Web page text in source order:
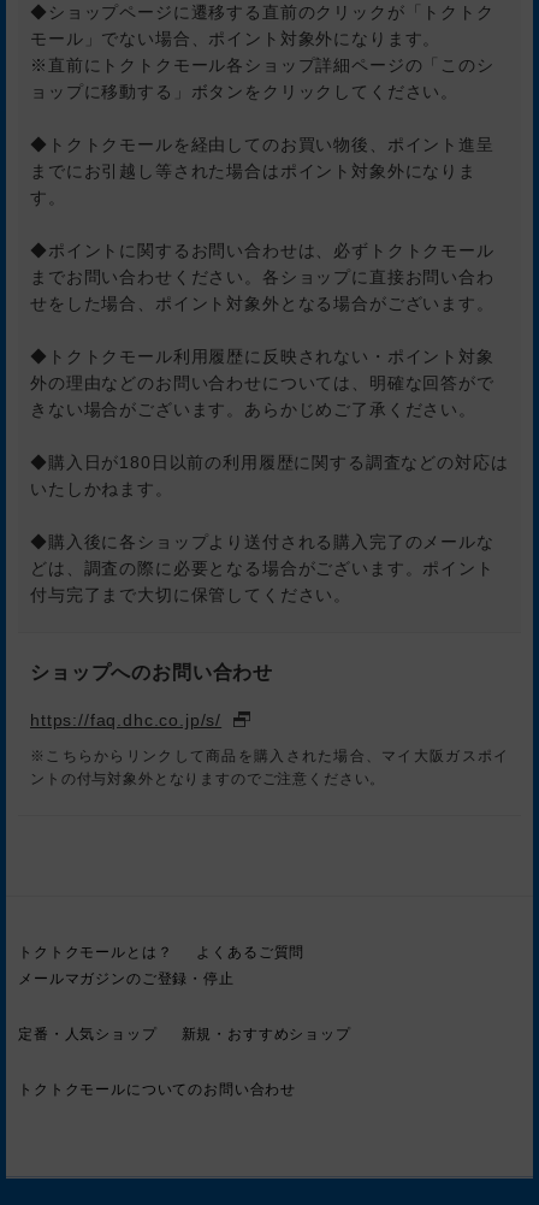
◆ショップページに遷移する直前のクリックが「トクトク
モール」でない場合、ポイント対象外になります。
※直前にトクトクモール各ショップ詳細ページの「このシ
ョップに移動する」ボタンをクリックしてください。
◆トクトクモールを経由してのお買い物後、ポイント進呈
までにお引越し等された場合はポイント対象外になりま
す。
◆ポイントに関するお問い合わせは、必ずトクトクモール
までお問い合わせください。各ショップに直接お問い合わ
せをした場合、ポイント対象外となる場合がございます。
◆トクトクモール利用履歴に反映されない・ポイント対象
外の理由などのお問い合わせについては、明確な回答がで
きない場合がございます。あらかじめご了承ください。
◆購入日が180日以前の利用履歴に関する調査などの対応は
いたしかねます。
◆購入後に各ショップより送付される購入完了のメールな
どは、調査の際に必要となる場合がございます。ポイント
付与完了まで大切に保管してください。
ショップへのお問い合わせ
https://faq.dhc.co.jp/s/
※こちらからリンクして商品を購入された場合、マイ大阪ガスポイ
ントの付与対象外となりますのでご注意ください。
トクトクモールとは？
よくあるご質問
メールマガジンのご登録・停止
定番・人気ショップ 新規・おすすめショップ
トクトクモールについてのお問い合わせ